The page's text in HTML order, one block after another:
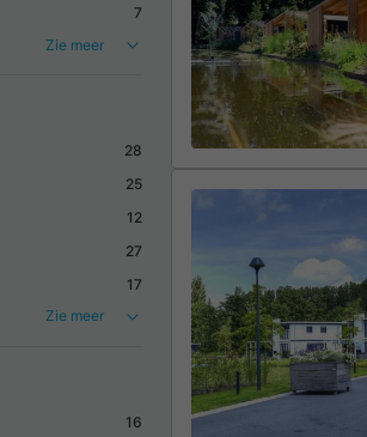
7
Zie meer
28
25
12
27
17
Zie meer
16